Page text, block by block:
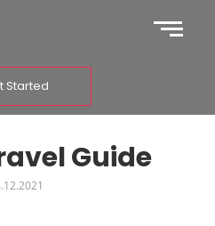
Started
Guide